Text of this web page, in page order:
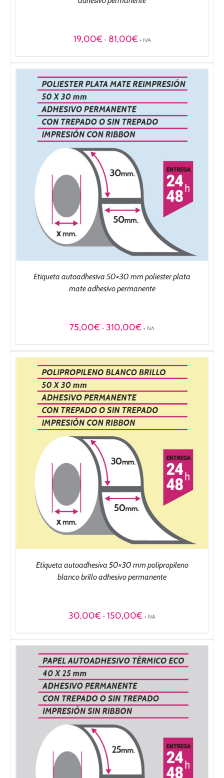
19,00€ - 81,00€Rango
19,00€
hasta
81,00€
+ IVA
Etiqueta autoadhesiva 50×30 mm poliester plata
mate adhesivo permanente
75,00€ - 310,00€Rango
75,00€
hasta
310,00€
+ IVA
Etiqueta autoadhesiva 50×30 mm polipropileno
blanco brillo adhesivo permanente
30,00€ - 150,00€Rango
30,00€
hasta
150,00€
+ IVA